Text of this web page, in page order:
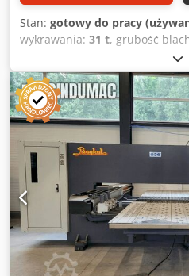
Stan: gotowy do pracy
wykrawania: 31 t, grubość
FAGOR
8070 Compact, Wykrawarka
roku. DANOBAT P1631
30 ton i może obsługiwać
6 mm. Posiada automatyczny
napędzane
wykrawania. Jeśli szukasz
wykrawania, rozważ maszynę
mamy na sprzedaż. Skontaktuj
więcej informacji. • Cechy
serwomechanizmem Dedjzbt
system wykrawania •
Komunikacja za pomocą
system smarowania •